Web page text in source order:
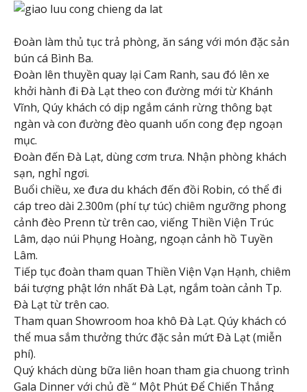
Đoàn làm thủ tục trả phòng, ăn sáng với món đặc sản
bún cá Bình Ba.
Đoàn lên thuyền quay lại Cam Ranh, sau đó lên xe
khởi hành đi Đà Lạt theo con đường mới từ Khánh
Vĩnh, Qúy khách có dịp ngắm cánh rừng thông bạt
ngàn và con đường đèo quanh uốn cong đẹp ngoạn
mục.
Đoàn đến Đà Lạt, dùng cơm trưa. Nhận phòng khách
sạn, nghỉ ngơi.
Buổi chiều, xe đưa du khách đến đồi Robin, có thể đi
cáp treo dài 2.300m (phí tự túc) chiêm ngưỡng phong
cảnh đèo Prenn từ trên cao, viếng Thiền Viện Trúc
Lâm, dạo núi Phụng Hoàng, ngoạn cảnh hồ Tuyền
Lâm.
Tiếp tục đoàn tham quan Thiền Viện Vạn Hạnh, chiêm
bái tượng phật lớn nhất Đà Lạt, ngắm toàn cảnh Tp.
Đà Lạt từ trên cao.
Tham quan Showroom hoa khô Đà Lạt. Qúy khách có
thể mua sắm thưởng thức đặc sản mứt Đà Lạt (miễn
phí).
Quý khách dùng bữa liên hoan tham gia chuong trình
Gala Dinner với chủ đề “ Một Phút Để Chiến Thắng